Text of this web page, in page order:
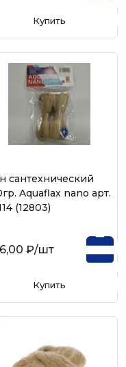
Купить
сантехнический
Aquaflax nano арт.
(12803)
₽/шт
Купить